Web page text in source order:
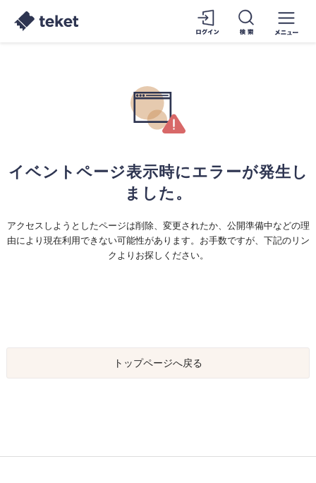
イベントページ表示時にエラーが発生し
ました。
アクセスしようとしたページは削除、変更されたか、公開準備中などの理
由により現在利用できない可能性があります。お手数ですが、下記のリン
クよりお探しください。
トップページへ戻る